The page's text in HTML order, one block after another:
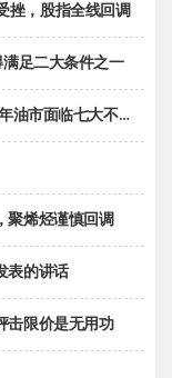
挫，股指全线回调
满足二大条件之一
面临七大不确定性
聚烯烃谨慎回调
表的讲话
击限价是无用功